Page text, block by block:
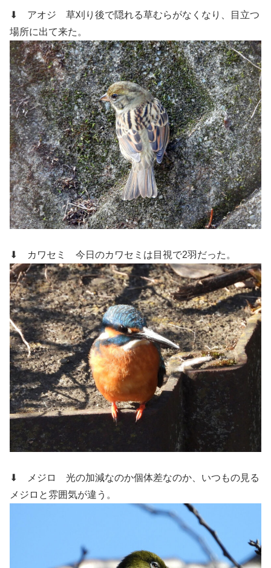
⬇ アオジ 草刈り後で隠れる草むらがなくなり、目立つ
場所に出て来た。
⬇ カワセミ 今日のカワセミは目視で2羽だった。
⬇ メジロ 光の加減なのか個体差なのか、いつもの見る
メジロと雰囲気が違う。